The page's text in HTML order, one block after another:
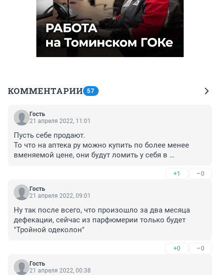
КОММЕНТАРИИ 57
Гость
21 апреля 2022, 11:01
Пусть себе продают.
То что на аптека ру можно купить по более менее
вменяемой цене, они будут ломить у себя в
+1 –0
Гость
21 апреля 2022, 09:01
Ну так после всего, что произошло за два месяца
дефекации, сейчас из парфюмерии только будет
"Тройной одеколон"
+0 –0
Гость
21 апреля 2022, 00:38